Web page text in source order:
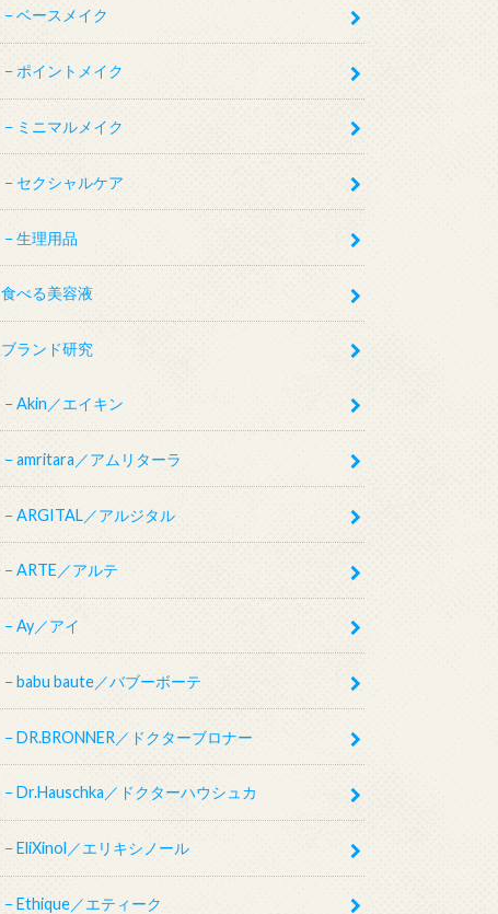
ベースメイク
ポイントメイク
ミニマルメイク
セクシャルケア
生理用品
食べる美容液
ブランド研究
Akin／エイキン
amritara／アムリターラ
ARGITAL／アルジタル
ARTE／アルテ
Ay／アイ
babu baute／バブーボーテ
DR.BRONNER／ドクターブロナー
Dr.Hauschka／ドクターハウシュカ
EliXinol／エリキシノール
Ethique／エティーク